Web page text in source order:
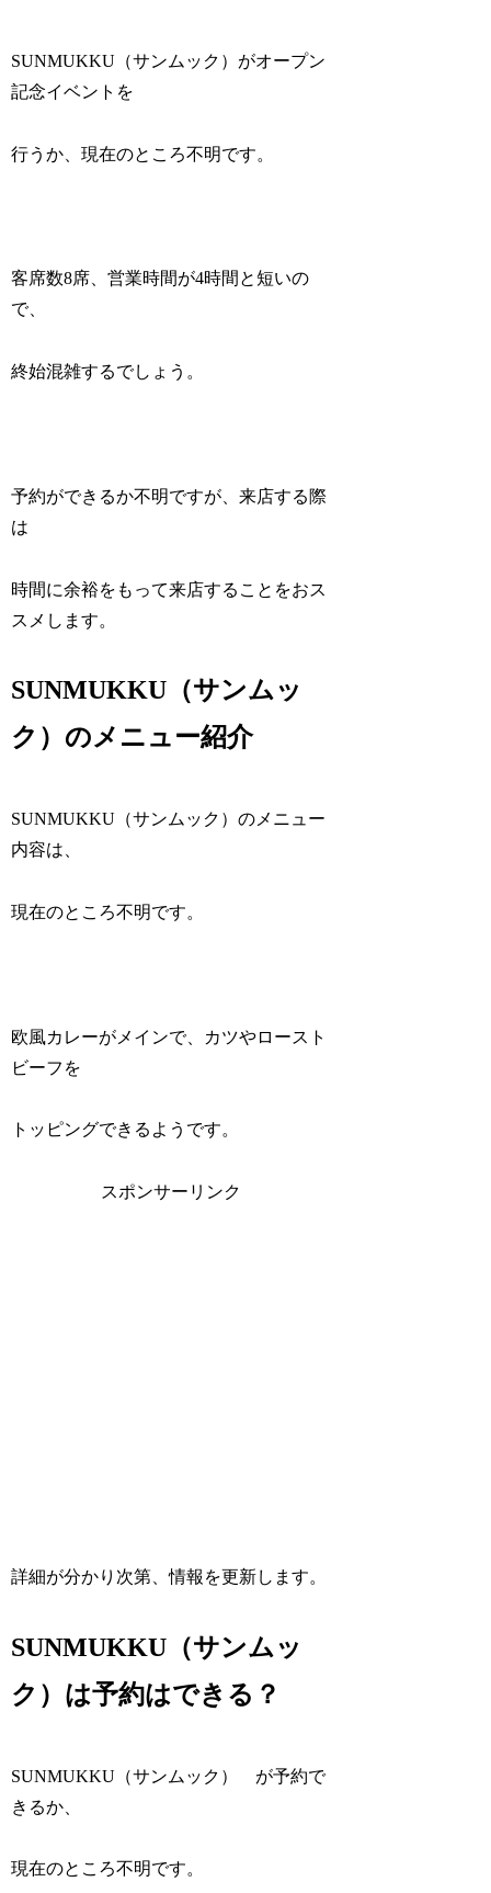
SUNMUKKU（サンムック）がオープン
記念イベントを
行うか、現在のところ不明です。
客席数8席、営業時間が4時間と短いの
で、
終始混雑するでしょう。
予約ができるか不明ですが、来店する際
は
時間に余裕をもって来店することをおス
スメします。
SUNMUKKU（サンムッ
ク）のメニュー紹介
SUNMUKKU（サンムック）のメニュー
内容は、
現在のところ不明です。
欧風カレーがメインで、カツやロースト
ビーフを
トッピングできるようです。
スポンサーリンク
詳細が分かり次第、情報を更新します。
SUNMUKKU（サンムッ
ク）は予約はできる？
SUNMUKKU（サンムック） が予約で
きるか、
現在のところ不明です。